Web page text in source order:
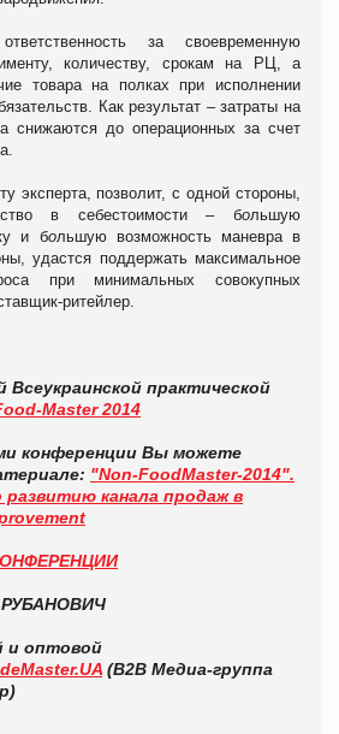
за своевременную
количеству, срокам на РЦ, а
товара на полках при исполнении
Как результат – затраты на
снижаются до операционных за счет
эксперта, позволит, с одной стороны,
в себестоимости – большую
и большую возможность маневра в
удастся поддержать максимальное
при минимальных совокупных
ритейлер.
практической
Master 2014
конференции Вы можете
"Non-FoodMaster-2014".
канала продаж в
РУБАНОВИЧ
и оптовой
(В2В Медиа-группа